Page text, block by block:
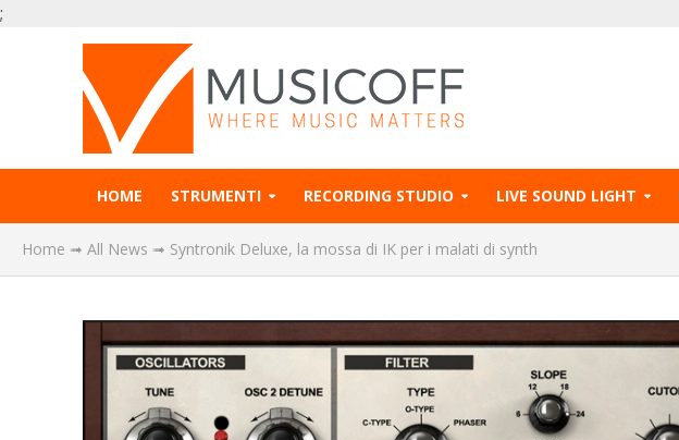
;
HOME STRUMENTI RECORDING STUDIO LIVE SOUND LIGHT
Home ➟ All News ➟ Syntronik Deluxe, la mossa di IK per i malati di synth